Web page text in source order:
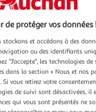
de protéger vos données !
et accédons à des
ou des identifiants
"J'accepte", les technologies
dans la section « Nous et nos
vous retirez votre
de suivi sont désactivées, il
qui vous sont présentés ne